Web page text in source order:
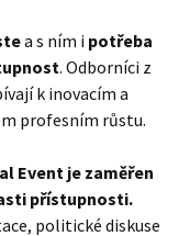
a s ním i potřeba
. Odborníci z
k inovacím a
profesním růstu.
Event je zaměřen
přístupnosti.
politické diskuse